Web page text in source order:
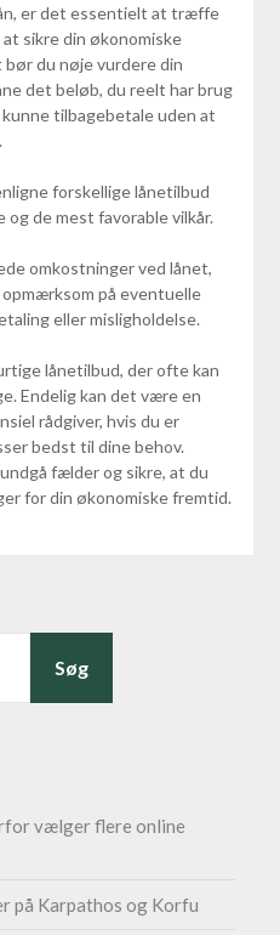
er det essentielt at træffe
sikre din økonomiske
du nøje vurdere din
det beløb, du reelt har brug
tilbagebetale uden at
forskellige lånetilbud
de mest favorable vilkår.
omkostninger ved lånet,
på eventuelle
eller misligholdelse.
lånetilbud, der ofte kan
Endelig kan det være en
rådgiver, hvis du er
bedst til dine behov.
fælder og sikre, at du
for din økonomiske fremtid.
Søg
vælger flere online
på Karpathos og Korfu